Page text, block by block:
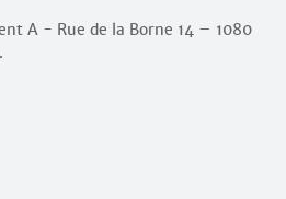
A - Rue de la Borne 14 – 1080